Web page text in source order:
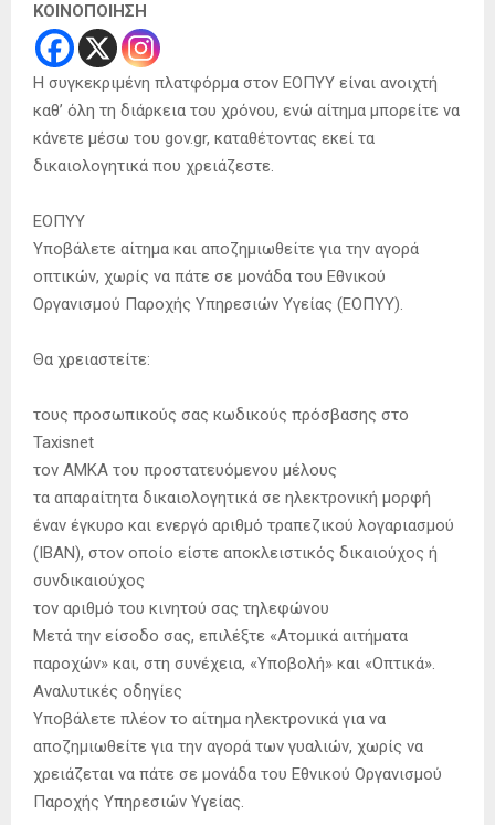
ΚΟΙΝΟΠΟΙΗΣΗ
Η συγκεκριμένη πλατφόρμα στον ΕΟΠΥΥ είναι ανοιχτή
καθ’ όλη τη διάρκεια του χρόνου, ενώ αίτημα μπορείτε να
κάνετε μέσω του gov.gr, καταθέτοντας εκεί τα
δικαιολογητικά που χρειάζεστε.
ΕΟΠΥΥ
Υποβάλετε αίτημα και αποζημιωθείτε για την αγορά
οπτικών, χωρίς να πάτε σε μονάδα του Εθνικού
Οργανισμού Παροχής Υπηρεσιών Υγείας (ΕΟΠΥΥ).
Θα χρειαστείτε:
τους προσωπικούς σας κωδικούς πρόσβασης στο
Taxisnet
τον ΑΜΚΑ του προστατευόμενου μέλους
τα απαραίτητα δικαιολογητικά σε ηλεκτρονική μορφή
έναν έγκυρο και ενεργό αριθμό τραπεζικού λογαριασμού
(IBAN), στον οποίο είστε αποκλειστικός δικαιούχος ή
συνδικαιούχος
τον αριθμό του κινητού σας τηλεφώνου
Μετά την είσοδο σας, επιλέξτε «Ατομικά αιτήματα
παροχών» και, στη συνέχεια, «Υποβολή» και «Οπτικά».
Αναλυτικές οδηγίες
Υποβάλετε πλέον το αίτημα ηλεκτρονικά για να
αποζημιωθείτε για την αγορά των γυαλιών, χωρίς να
χρειάζεται να πάτε σε μονάδα του Εθνικού Οργανισμού
Παροχής Υπηρεσιών Υγείας.